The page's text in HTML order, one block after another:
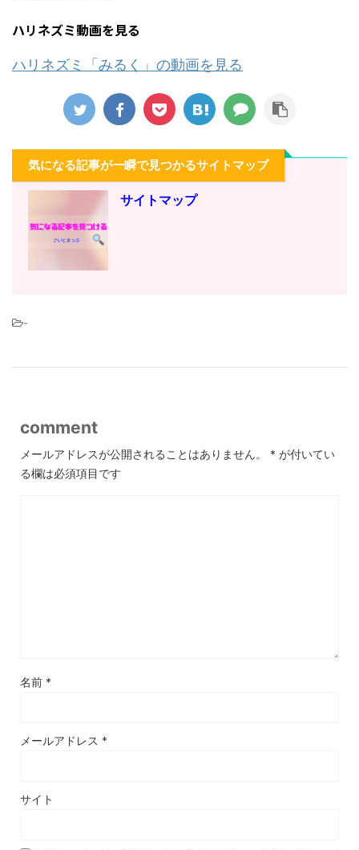
ハリネズミ動画を見る
ハリネズミ「みるく」の動画を見る
気になる記事が一瞬で見つかるサイトマップ
サイトマップ
-
comment
メールアドレスが公開されることはありません。 * が付いてい
る欄は必須項目です
名前 *
メールアドレス *
サイト